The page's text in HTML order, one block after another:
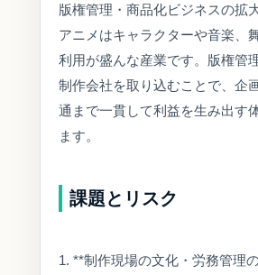
版権管理・商品化ビジネスの拡
アニメはキャラクターや音楽、
利用が盛んな産業です。版権管
制作会社を取り込むことで、企
通まで一貫して利益を生み出す
ます。
課題とリスク
1. **制作現場の文化・労務管理